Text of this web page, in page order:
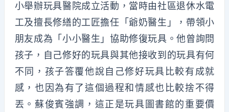
小舉辦玩具醫院成立活動，當時由社區退休水電
工及擅長修繕的工匠擔任「爺奶醫生」，帶領小
朋友成為「小小醫生」協助修復玩具。他曾詢問
孩子，自己修好的玩具與其他接收到的玩具有何
不同，孩子答覆他說自己修好玩具比較有成就
感，也因為有了這個過程和情感也比較捨不得
丟。蘇俊賓強調，這正是玩具圖書館的重要價